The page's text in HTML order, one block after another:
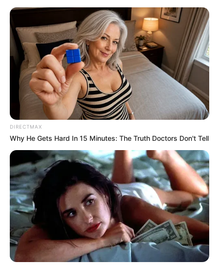
MENU
ET
WIDGETS
QUINTÉ GRAND PRIX
EPHREM HOUEL 24-06-2026
DIRECTMAX
Why He Gets Hard In 15 Minutes: The Truth Doctors Don't Tell